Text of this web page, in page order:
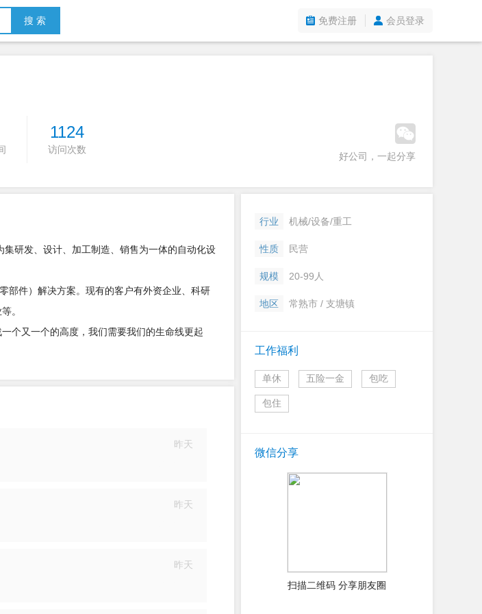
搜 索 免费注册 会员登录
1124
访问次数
好公司，一起分享
研发、设计、加工制造、销售为一体的自动化设
部件）解决方案。现有的客户有外资企业、科研
。
个又一个的高度，我们需要我们的生命线更起
昨天
昨天
昨天
行业 机械/设备/重工
性质 民营
规模 20-99人
地区 常熟市 / 支塘镇
工作福利
单休 五险一金 包吃
包住
微信分享
扫描二维码 分享朋友圈